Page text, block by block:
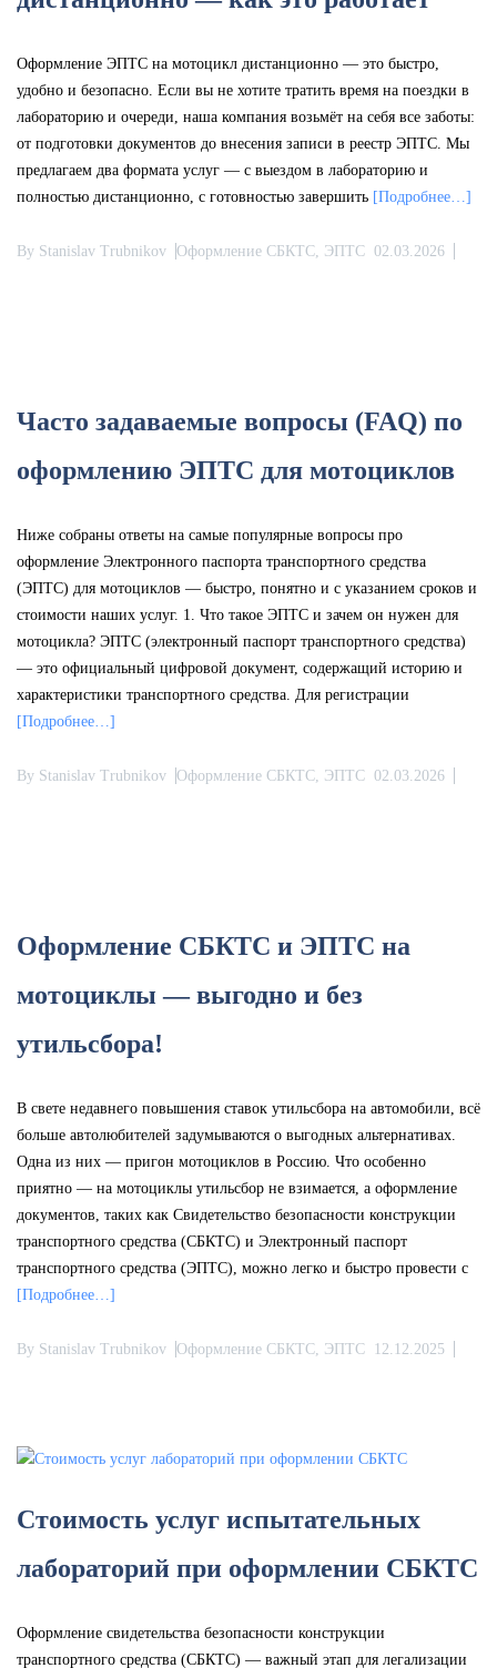
Оформление ЭПТС на мотоцикл дистанционно — это быстро,
удобно и безопасно. Если вы не хотите тратить время на поездки в
лабораторию и очереди, наша компания возьмёт на себя все заботы:
от подготовки документов до внесения записи в реестр ЭПТС. Мы
предлагаем два формата услуг — с выездом в лабораторию и
полностью дистанционно, с готовностью завершить [Подробнее…]
By Stanislav Trubnikov Оформление СБКТС, ЭПТС 02.03.2026
Часто задаваемые вопросы (FAQ) по
оформлению ЭПТС для мотоциклов
Ниже собраны ответы на самые популярные вопросы про
оформление Электронного паспорта транспортного средства
(ЭПТС) для мотоциклов — быстро, понятно и с указанием сроков и
стоимости наших услуг. 1. Что такое ЭПТС и зачем он нужен для
мотоцикла? ЭПТС (электронный паспорт транспортного средства)
— это официальный цифровой документ, содержащий историю и
характеристики транспортного средства. Для регистрации
[Подробнее…]
By Stanislav Trubnikov Оформление СБКТС, ЭПТС 02.03.2026
Оформление СБКТС и ЭПТС на
мотоциклы — выгодно и без
утильсбора!
В свете недавнего повышения ставок утильсбора на автомобили, всё
больше автолюбителей задумываются о выгодных альтернативах.
Одна из них — пригон мотоциклов в Россию. Что особенно
приятно — на мотоциклы утильсбор не взимается, а оформление
документов, таких как Свидетельство безопасности конструкции
транспортного средства (СБКТС) и Электронный паспорт
транспортного средства (ЭПТС), можно легко и быстро провести с
[Подробнее…]
By Stanislav Trubnikov Оформление СБКТС, ЭПТС 12.12.2025
Стоимость услуг испытательных
лабораторий при оформлении СБКТС
Оформление свидетельства безопасности конструкции
транспортного средства (СБКТС) — важный этап для легализации